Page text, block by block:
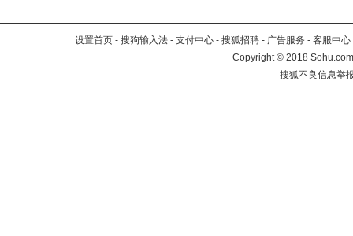
设置首页 - 搜狗输入法 - 支付中心 - 搜狐招聘 - 广告服务 - 客服中心
Copyright©2018
搜狐不良信息举